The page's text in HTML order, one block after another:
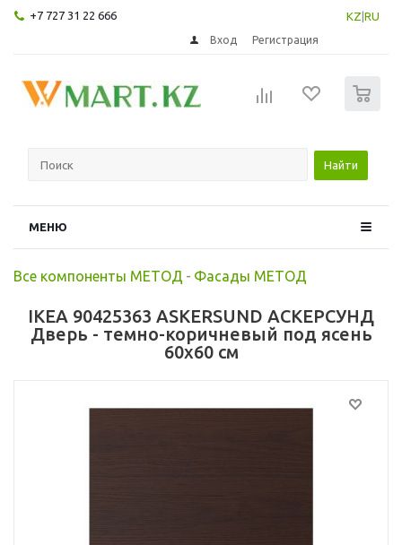
+7 727 31 22 666 KZ RU
Вход Регистрация
Найти
МЕНЮ
Все компоненты МЕТОД - Фасады МЕТОД
IKEA 90425363 ASKERSUND АСКЕРСУНД
Дверь - темно-коричневый под ясень
60x60 см